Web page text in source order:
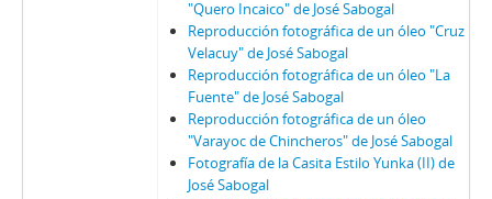
"Quero Incaico" de José Sabogal
Reproducción fotográfica de un óleo "Cruz
Velacuy" de José Sabogal
Reproducción fotográfica de un óleo "La
Fuente" de José Sabogal
Reproducción fotográfica de un óleo
"Varayoc de Chincheros" de José Sabogal
Fotografía de la Casita Estilo Yunka (II) de
José Sabogal